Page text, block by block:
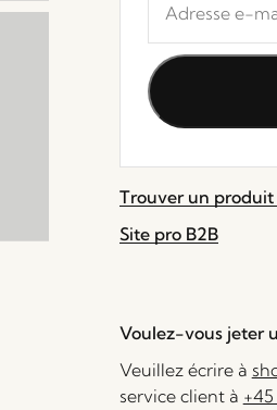
votre
adresse
e-
mail
pour
liste
d'attente
Trouver un
Site pro B2B
Voulez-vous jeter
Veuillez écrire à
service client à